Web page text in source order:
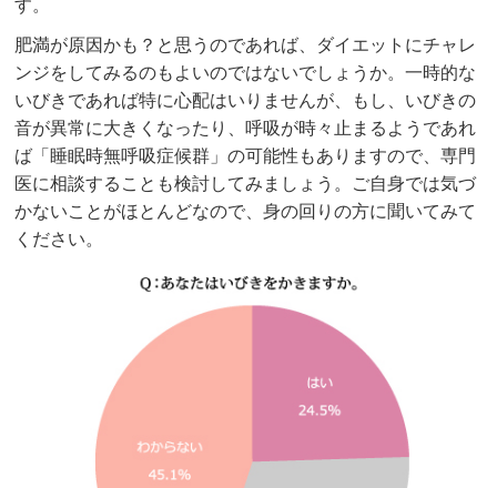
す。
肥満が原因かも？と思うのであれば、ダイエットにチャレ
ンジをしてみるのもよいのではないでしょうか。一時的な
いびきであれば特に心配はいりませんが、もし、いびきの
音が異常に大きくなったり、呼吸が時々止まるようであれ
ば「睡眠時無呼吸症候群」の可能性もありますので、専門
医に相談することも検討してみましょう。ご自身では気づ
かないことがほとんどなので、身の回りの方に聞いてみて
ください。